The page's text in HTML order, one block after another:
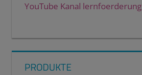
YouTube Kanal lernfoerderung
PRODUKTE